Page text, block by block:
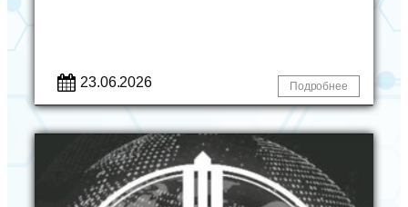
23.06.2026 Подробнее